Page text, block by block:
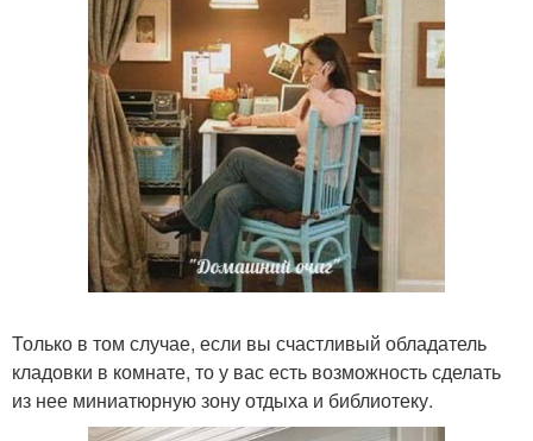
Только в том случае, если вы счастливый обладатель
кладовки в комнате, то у вас есть возможность сделать
из нее миниатюрную зону отдыха и библиотеку.